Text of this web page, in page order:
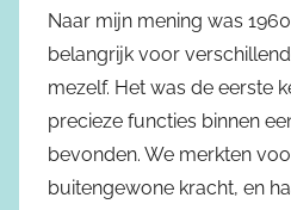
Naar mijn mening was
belangrijk voor
mezelf. Het was de eerste
precieze functies binnen
bevonden. We merkten
buitengewone kracht, en